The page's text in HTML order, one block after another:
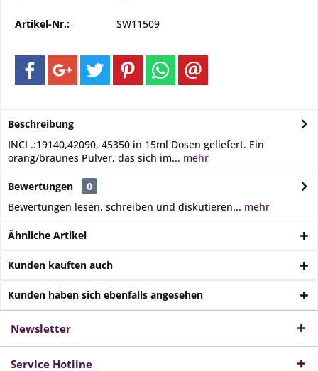
Artikel-Nr.: SW11509
Beschreibung
INCI .:19140,42090, 45350 in 15ml Dosen geliefert. Ein
orang/braunes Pulver, das sich im... mehr
Bewertungen
0
Bewertungen lesen, schreiben und diskutieren... mehr
Ähnliche Artikel
Kunden kauften auch
Kunden haben sich ebenfalls angesehen
Newsletter
Service Hotline